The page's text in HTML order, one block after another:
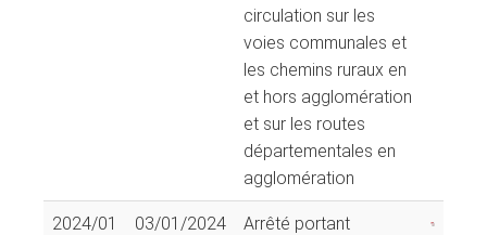
circulation sur les
voies communales et
les chemins ruraux en
et hors agglomération
et sur les routes
départementales en
agglomération
2024/01 03/01/2024 Arrêté portant